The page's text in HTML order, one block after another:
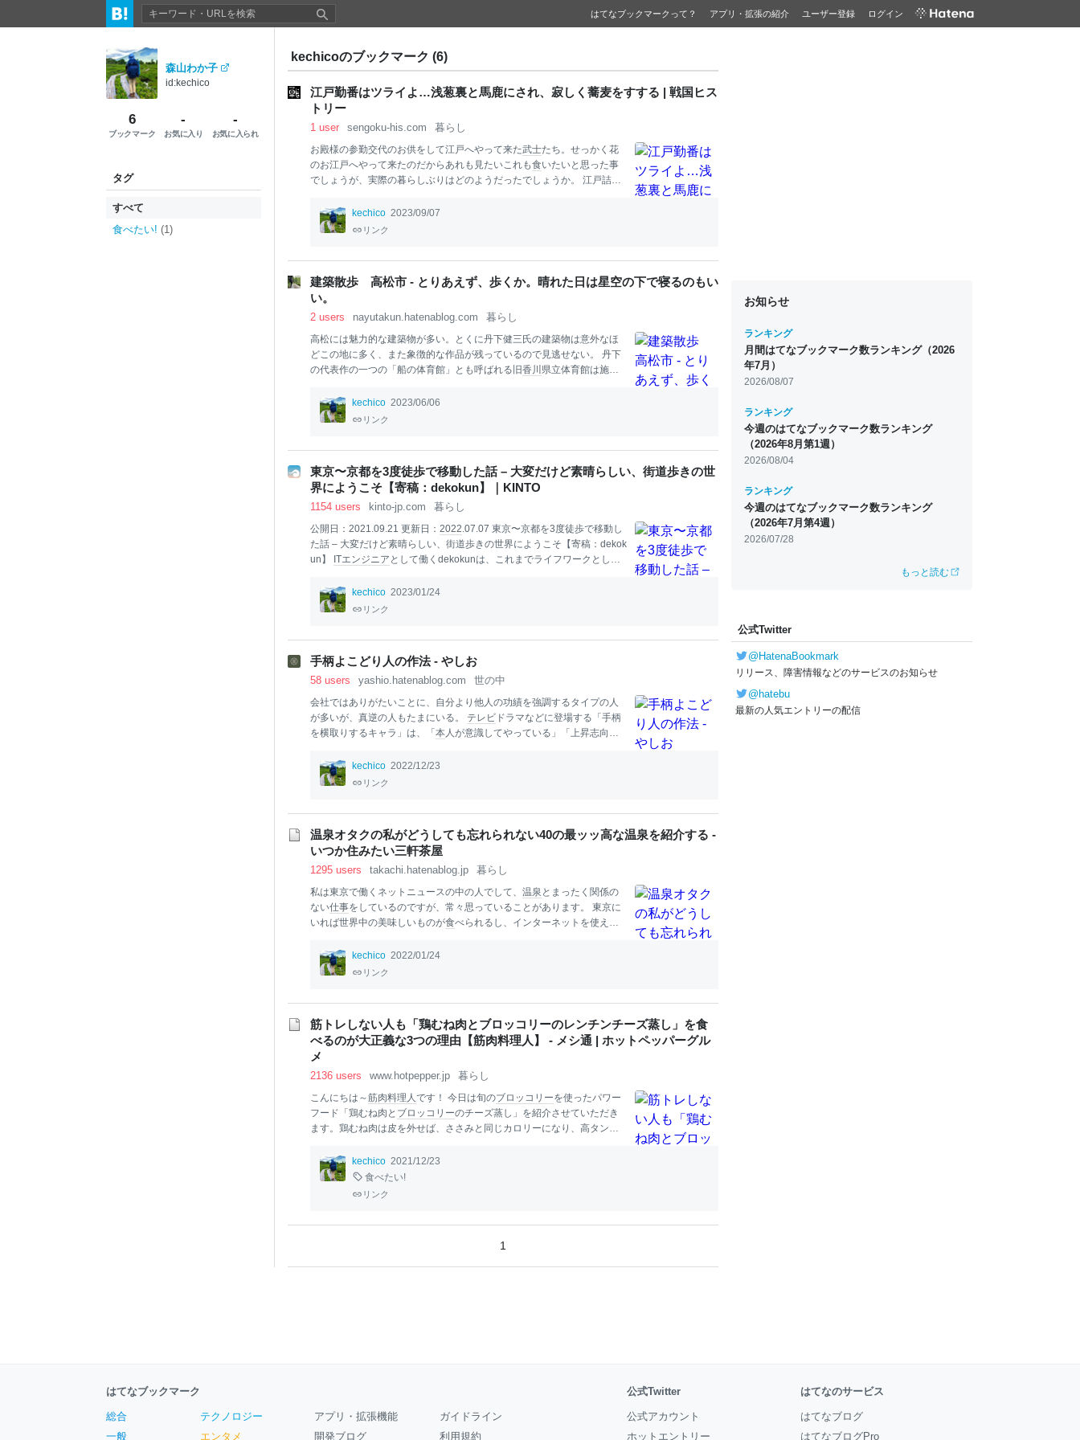
はてなブックマークって？ アプリ・拡張の紹介 ユーザー登録 ログイン
森山わか子
id:kechico
6
ブックマーク
-
お気に入り
-
お気に入られ
タグ
すべて
食べたい! (1)
kechicoのブックマーク (6)
江戸勤番はツライよ…浅葱裏と馬鹿にされ、寂しく蕎麦をすする | 戦国ヒス
トリー
1 user sengoku-his.com 暮らし
お殿様の参勤交代のお供をして江戸へやって来た武士たち。せっかく花
のお江戸へやって来たのだからあれも見たいこれも食いたいと思った事
でしょうが、実際の暮らしぶりはどのようだったでしょうか。 江戸詰・
江戸にやって来る藩士は番方勤務、”江戸勤番”と呼ばれます。 この中で
江戸へ着いた途端トンボ返りで国許へ戻る者は ”立帰（たちかえり）”、
定府の人数比は半々ぐらいです。 １８世紀初めの江戸は人口１００万、
世界有数の大都市ですがその面積の７割が武家のための土地でした。大
名家の数は約３００で、それぞれが江戸に藩邸を持っています。 勤番侍
が暮
kechico 2023/09/07
リンク
建築散歩 高松市 - とりあえず、歩くか。晴れた日は星空の下で寝るのもい
い。
2 users nayutakun.hatenablog.com 暮らし
高松には魅力的な建築物が多い。とくに丹下健三氏の建築物は意外なほ
どこの地に多く、また象徴的な作品が残っているので見逃せない。 丹下
の代表作の一つの「船の体育館」とも呼ばれる旧香川 県立体育館は施設
況。いま見ておかなければならない建築物の一つ。
きた午後を使って高松の建築を堪能させてもらった。 建築散歩の一歩目
絡船」の接続駅であった名残で、高松駅を発着する線路はすべて高松駅
で行き止まりとなる終着駅構造となっている。岡山から高松を経由して
徳島に向かう特急うずしおに乗車したときは、高松で逆方向に走り始め
kechico 2023/06/06
リンク
東京〜京都を3度徒歩で移動した話 – 大変だけど素晴らしい、街道歩きの世
界にようこそ【寄稿：dekokun】｜KINTO
1154 users kinto-jp.com 暮らし
公開日：2021.09.21 更新日： 2022.07.07 東京〜京都を3度徒歩で移動し
た話 – 大変だけど素晴らしい、街道歩きの世界にようこそ【寄稿：dekok
un】
ITエンジニア として働くdekokunは、これまでライフワークとして
したプロセス、歩いて分かったノウハウを綴ってもらいました。クルマ
でも徒歩でも、旅って素晴らしい！外出できるようになったら、皆さん
動でした。始めた理由こそややネガティブですが、3度も歩けば長距離を
歩ききるための知見も溜まります。この記事では、（どのくらいいらっ
しゃるのか分かりませんが）皆さまが長距離徒歩
kechico 2023/01/24
リンク
手柄よこどり人の作法 - やしお
58 users yashio.hatenablog.com 世の中
会社ではありがたいことに、自分より他人の功績を強調するタイプの人
が多いが、真逆の人もたまにいる。 テレビ ドラマなどに登場する「手柄
を横取りするキャラ」は、「 本人が意識してやっている」「上昇志向が
にそのタイプの人を見ると、もっとナチュラルに、たぶん
に、本気で「自分のおかげで物事がよく進んだ」と信じてやっているよ
の流れと無関係なトピックを無理やり（人の話を遮ってでも）ねじ込
む。自分のフィールドに持ち込もうとする。 「この場で自分が一番わか
っている」をアピールする。 意見を否定されると攻撃と認定して、徹底
的に反撃しようとする
kechico 2022/12/23
リンク
温泉オタクの私がどうしても忘れられない40の最ッッ高な温泉を紹介する -
いつか住みたい三軒茶屋
1295 users takachi.hatenablog.jp 暮らし
私は東京で働くネットニュースの中の人でして、 温泉 とまったく関係の
ない仕事をしているのですが、常々思っていることがあります。 東京に
いれば世界中の美味しいものが食べられるし、インターネットを使えば
んだ、そこに行かないと浸かれなくて嗅げなくて、だからめちゃくちゃ
面倒なんだけど
本
趣味を持ってしまった…とものすごく思っています。ボーナスすぐ溶け
る。 これまで訪れた温泉、24歳現在で400ほど。北は稚内、南は屋久島
まで。達人とまでは言えませんが（
がザラにいる）、それな
kechico 2022/01/24
リンク
筋トレしない人も「鶏むね肉とブロッコリーのレンチンチーズ蒸し」を食
べるのが大正義な3つの理由【筋肉料理人】 - メシ通 | ホットペッパーグル
メ
2136 users www.hotpepper.jp 暮らし
こんにちは～筋肉料理人です！ 今日は旬のブロッコリーを使ったパワー
フード「鶏むね肉と ブロッコリーのチーズ蒸し」を紹介させていただき
ます。鶏むね肉は皮を外せば、ささみと同じカロリーになり、高タンパ
す。そして今からが旬のブロッコリー
菜なんです。 その理由は？ というと、 第一に野菜としてはタンパク質が
豊富。 第二にビタミン類がバランス良く豊富に含まれている。 第三に常
ブロッコリー
すると水溶性のビタミン、ミネラルが流れ出てしまいますが、今回のよ
kechico 2021/12/23
食べたい!
リンク
1
お知らせ
ランキング
月間はてなブックマーク数ランキング（2026
年7月）
2026/08/07
ランキング
今週のはてなブックマーク数ランキング
（2026年8月第1週）
2026/08/04
ランキング
今週のはてなブックマーク数ランキング
（2026年7月第4週）
2026/07/28
もっと読む
公式Twitter
@HatenaBookmark
リリース、障害情報などのサービスのお知らせ
@hatebu
最新の人気エントリーの配信
はてなブックマーク
総合
一般
テクノロジー
エンタメ
アプリ・拡張機能
開発ブログ
ガイドライン
利用規約
公式Twitter
公式アカウント
ホットエントリー
はてなのサービス
はてなブログ
はてなブログPro